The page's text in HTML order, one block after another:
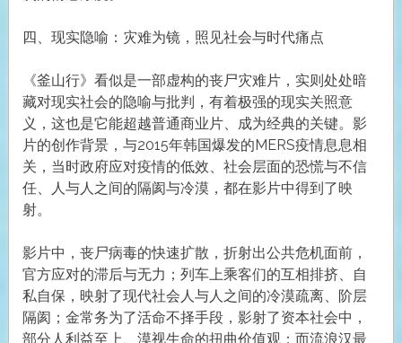
四、现实隐喻：灾难为镜，照见社会与时代痛点
《釜山行》看似是一部虚构的丧尸灾难片，实则处处暗
藏对现实社会的隐喻与批判，有着极强的现实关照意
义，这也是它能超越普通商业片、成为经典的关键。影
片的创作背景，与2015年韩国爆发的MERS疫情息息相
关，当时政府应对疫情的低效、社会层面的恐慌与不信
任、人与人之间的隔阂与冷漠，都在影片中得到了映
射。
影片中，丧尸病毒的快速扩散，折射出公共危机面前，
官方应对的滞后与无力；列车上乘客们的互相排挤、自
私自保，映射了现代社会人与人之间的冷漠疏离、阶层
隔阂；金常务为了活命不择手段，影射了资本社会中，
部分人利益至上、漠视生命的扭曲价值观；而流浪汉最